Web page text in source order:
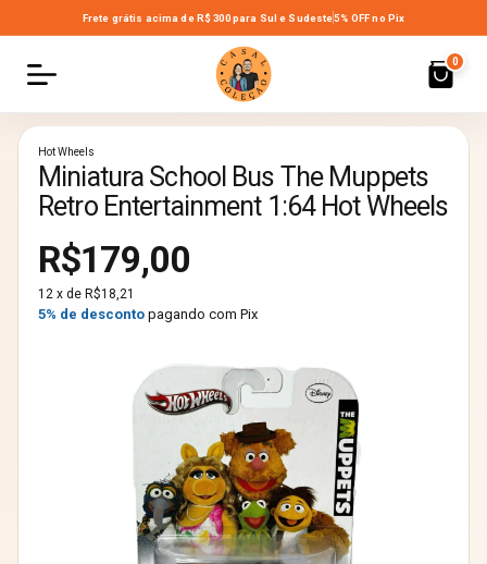
Frete grátis acima de R$ 300para Sul e Sudeste5% OFF no Pix
0
Hot Wheels
Miniatura School Bus The Muppets
Retro Entertainment 1:64 Hot Wheels
R$179,00
12 x de R$18,21
5% de desconto pagando com Pix